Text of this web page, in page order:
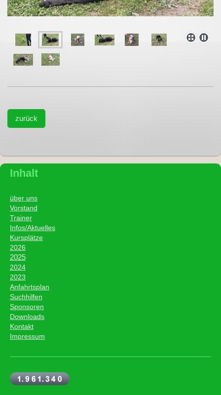
zurück
Inhalt
über uns
Vorstand
Trainer
Infos/Aktuelles
Kursplätze
2026
2025
2024
2023
Anfahrtsplan
Suchhilfen
Sponsoren
Downloads
Kontakt
Impressum